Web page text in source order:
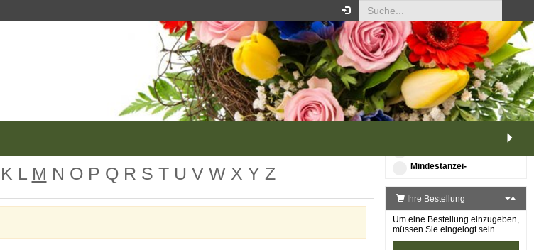
K L M N O P Q R S T U V W X Y Z
ANZEIGE
Mindestanzei-
Ihre Bestellung
Um eine Bestellung einzugeben,
müssen Sie eingelogt sein.